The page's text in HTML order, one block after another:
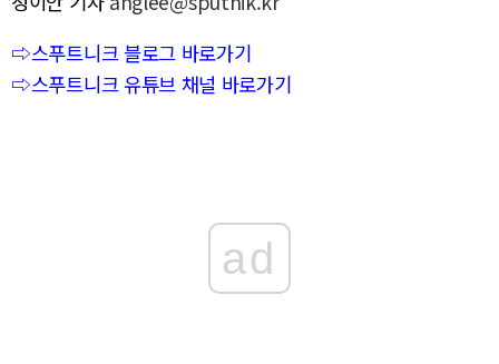
⇨스푸트니크 블로그 바로가기
⇨스푸트니크 유튜브 채널 바로가기
ad